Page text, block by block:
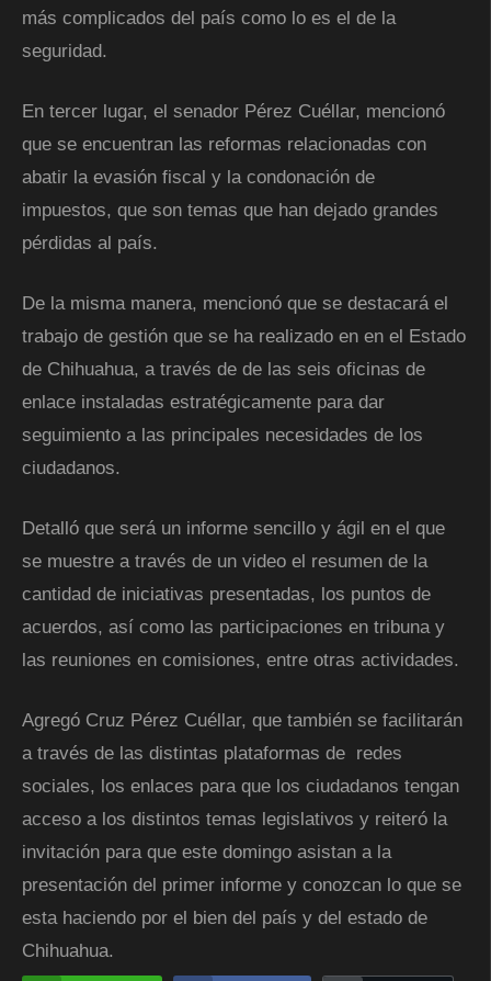
más complicados del país como lo es el de la
seguridad.
En tercer lugar, el senador Pérez Cuéllar, mencionó
que se encuentran las reformas relacionadas con
abatir la evasión fiscal y la condonación de
impuestos, que son temas que han dejado grandes
pérdidas al país.
De la misma manera, mencionó que se destacará el
trabajo de gestión que se ha realizado en en el Estado
de Chihuahua, a través de de las seis oficinas de
enlace instaladas estratégicamente para dar
seguimiento a las principales necesidades de los
ciudadanos.
Detalló que será un informe sencillo y ágil en el que
se muestre a través de un video el resumen de la
cantidad de iniciativas presentadas, los puntos de
acuerdos, así como las participaciones en tribuna y
las reuniones en comisiones, entre otras actividades.
Agregó Cruz Pérez Cuéllar, que también se facilitarán
a través de las distintas plataformas de redes
sociales, los enlaces para que los ciudadanos tengan
acceso a los distintos temas legislativos y reiteró la
invitación para que este domingo asistan a la
presentación del primer informe y conozcan lo que se
esta haciendo por el bien del país y del estado de
Chihuahua.